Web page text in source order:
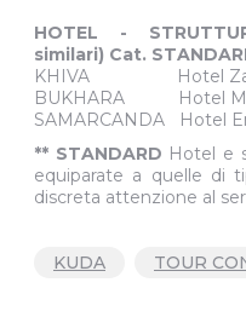
HOTEL -
similari) Cat.
KHIVA Hotel
BUKHARA Hotel
SAMARCANDA Hotel
** STANDARD Hotel e
equiparate a quelle di
discreta attenzione al
KUDA TOUR